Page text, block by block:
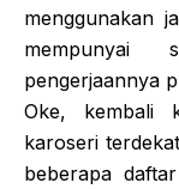
menggunakan
pengerjaannya
Oke, kembali
karoseri
beberapa